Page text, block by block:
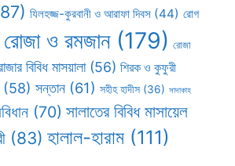
যিলহজ্জ-কুরবানী ও আরাফা দিবস (44) রোগ
রোজা ও রমজান(179) রোজা
বিবিধ মাসয়ালা(56) শিরক ও কুফুরী
(58) সন্তান (61) সহীহ হাদীস (36) সাদাকাহ
(70) সালাতের বিবিধ মাসায়েল
(83) হালাল-হারাম (111)